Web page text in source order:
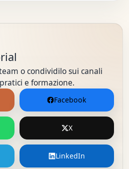
o condividilo sui canali
e formazione.
Facebook
X
LinkedIn